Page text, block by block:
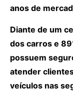
anos de
Diante de um
dos carros e
possuem
atender
veículos nas